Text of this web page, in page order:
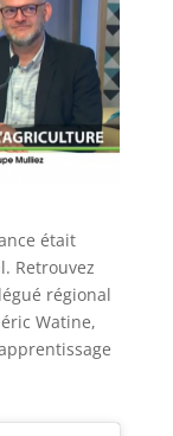
était
Retrouvez
régional
Watine,